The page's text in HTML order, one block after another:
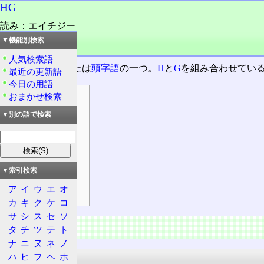
HG
読み：エイチジー
外語：HG
品詞：名詞
二文字の略語 または頭字語の一つ。HとGを組み合わせてい
目次
主な用途
科学
通信
情報処理
運輸・交通
その他
主な用途
科学
▼機能別検索
人気検索語
最近の更新語
今日の用語
おまかせ検索
▼別の語で検索
▼索引検索
ア イ ウ エ オ
カ キ ク ケ コ
サ シ ス セ ソ
タ チ ツ テ
ト
ナ ニ ヌ ネ
ノ
ハ ヒ フ ヘ ホ